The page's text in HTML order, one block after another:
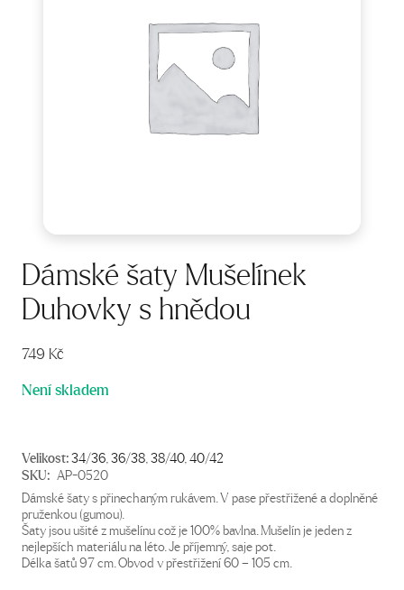
Dámské šaty Mušelínek
Duhovky s hnědou
749 Kč
Není skladem
Velikost:34/36 36/38 38/40, 40/42
SKU: AP-0520
Dámské šaty s přinechaným rukávem. V pase přestřižené a doplněné
pruženkou (gumou).
Šaty jsou ušité z mušelínu což je 100% bavlna. Mušelín je jeden z
nejlepších materiálu na léto. Je příjemný, saje pot.
Délka šatů 97 cm. Obvod v přestřižení 60 – 105 cm.